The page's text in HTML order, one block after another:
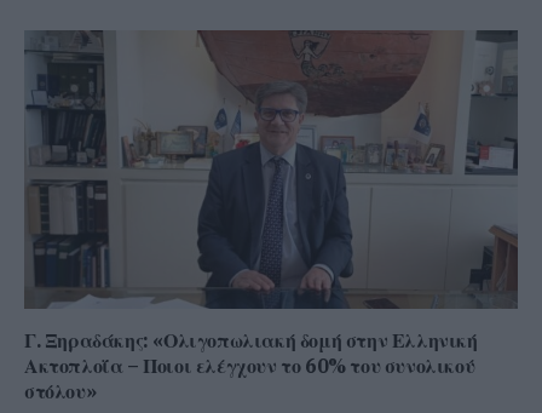
Γ. Ξηραδάκης: «Ολιγοπωλιακή δομή στην Ελληνική
Ακτοπλοΐα – Ποιοι ελέγχουν το 60% του συνολικού
στόλου»